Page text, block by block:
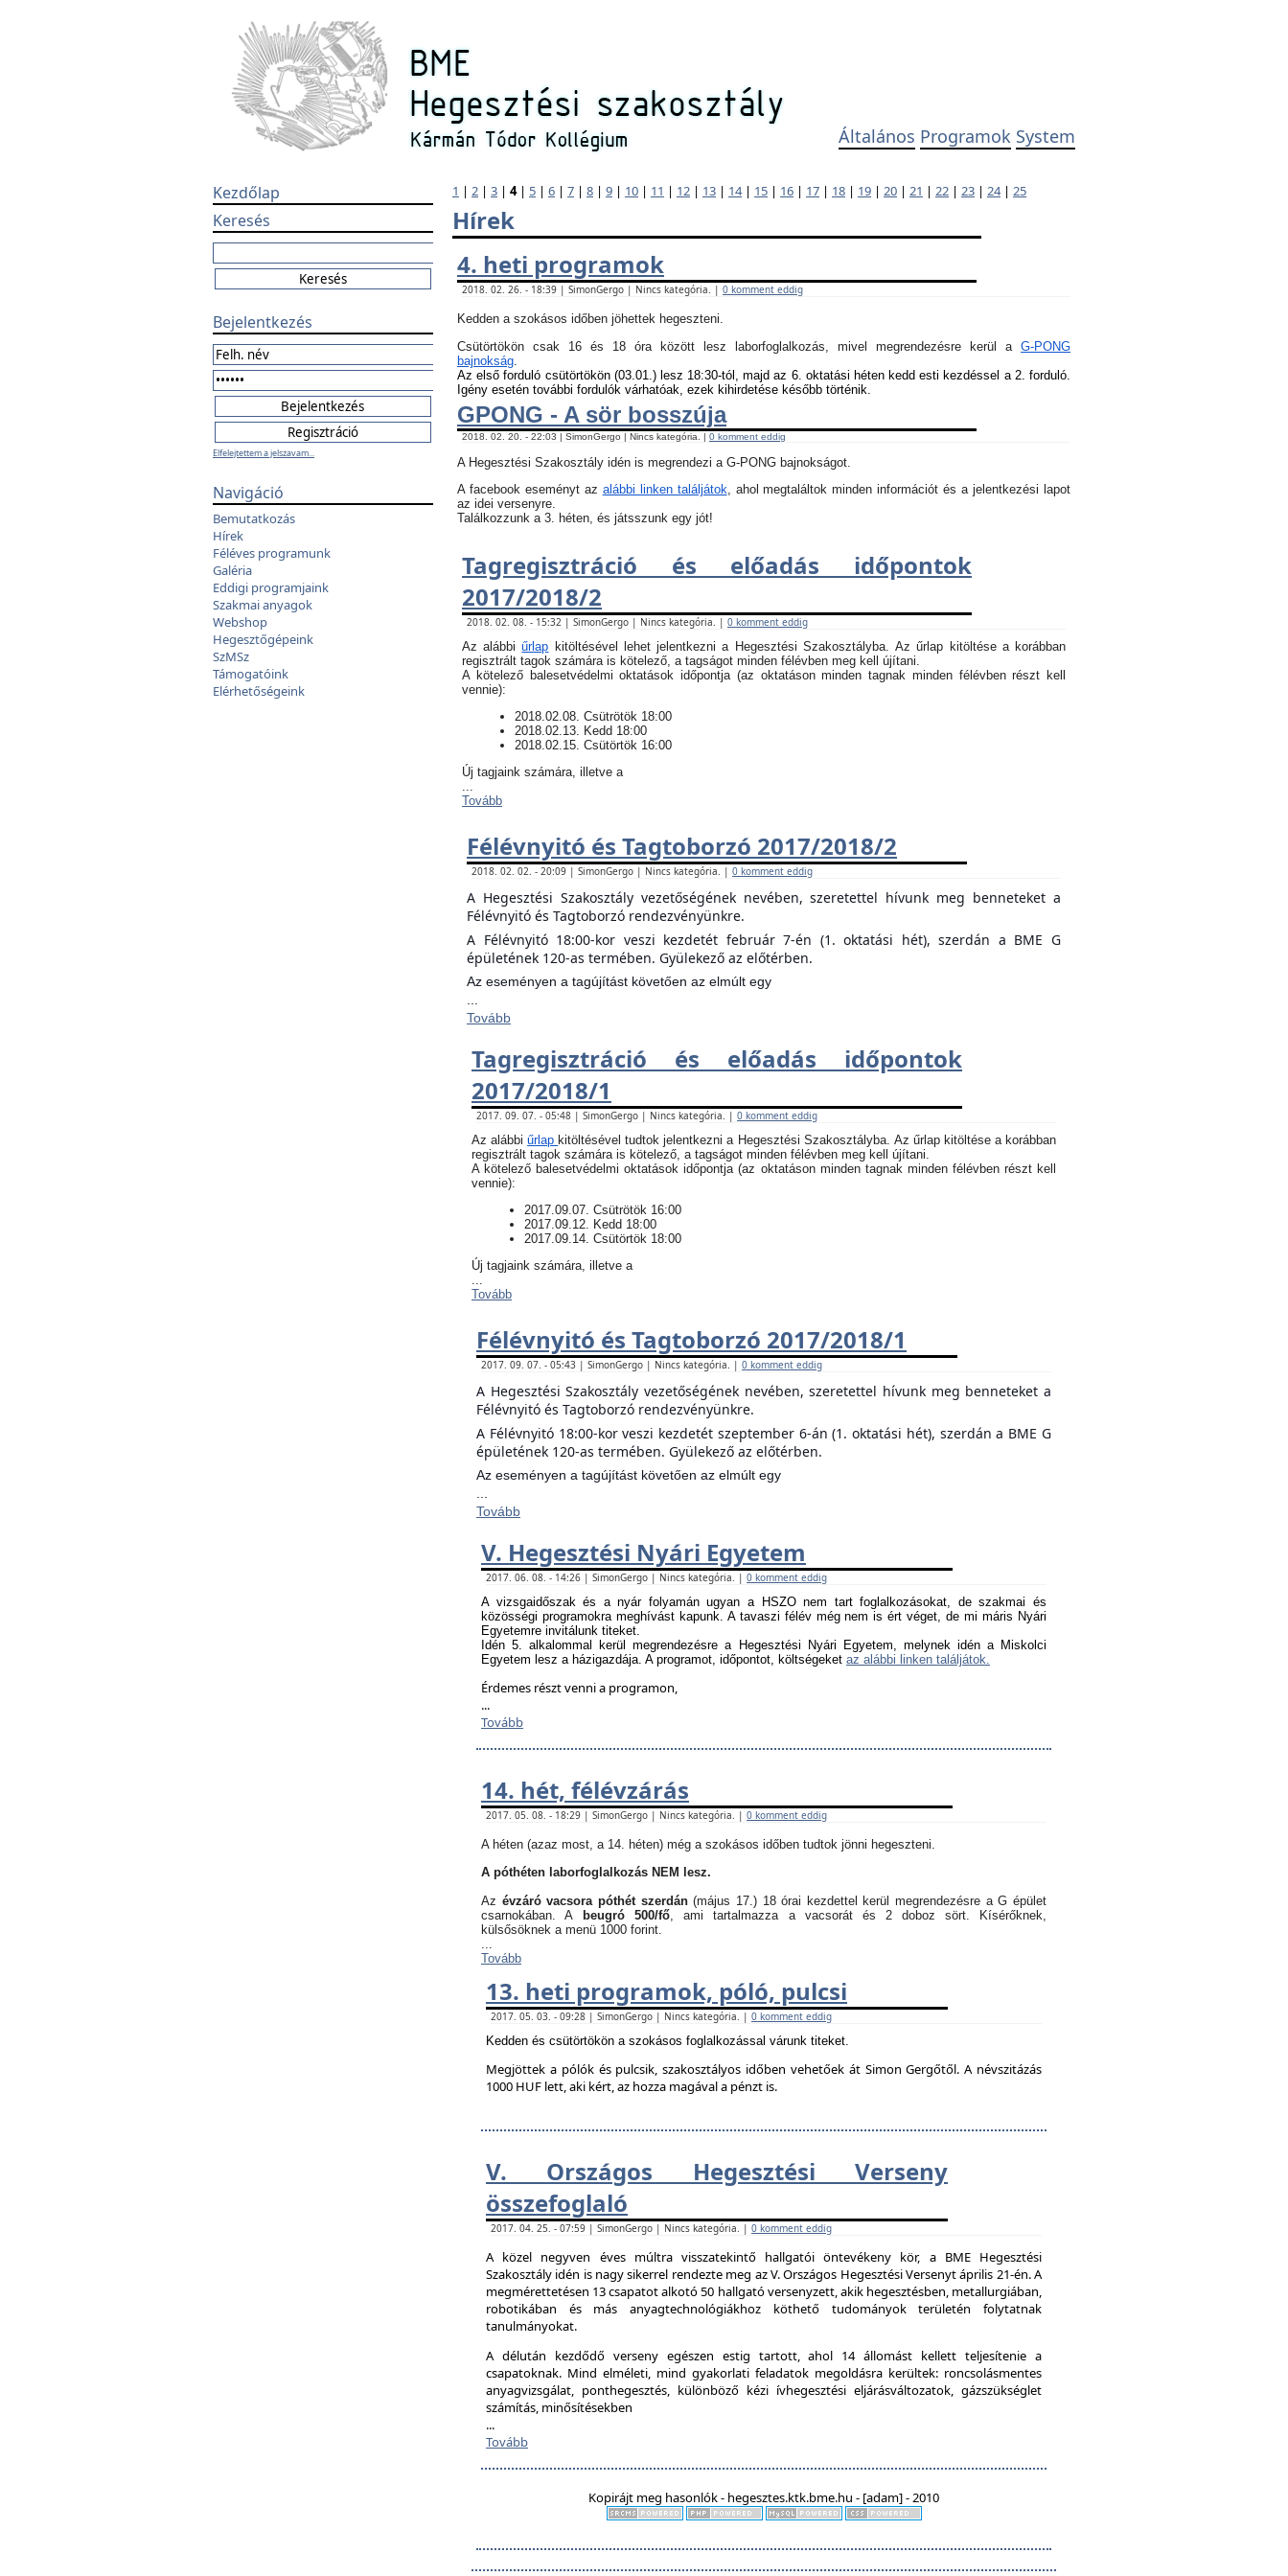
Általános Programok System
Kezdőlap
Keresés
Bejelentkezés
Elfelejtettem a jelszavam...
Navigáció
Bemutatkozás
Hírek
Féléves programunk
Galéria
Eddigi programjaink
Szakmai anyagok
Webshop
Hegesztőgépeink
SzMSz
Támogatóink
Elérhetőségeink
1 | 2 | 3 | 4| 5 | 6 | 7 | 8 | 9 | 10 | 11 | 12 | 13 | 14| 15 | 16 | 17 | 18 | 19 | 20 | 21 | 22 | 23 | 24| 25
Hírek
4. heti programok
2018. 02. 26. - 18:39 | SimonGergo | Nincs kategória. | 0 komment eddig
Kedden a szokásos időben jöhettek hegeszteni.
Csütörtökön csak 16 és 18 óra között lesz laborfoglalkozás, mivel megrendezésre kerül a G-PONG
bajnokság.
Az első forduló csütörtökön (03.01.) lesz 18:30-tól, majd az 6. oktatási héten kedd esti kezdéssel a 2. forduló.
Igény esetén további fordulók várhatóak, ezek kihirdetése később történik.
GPONG - A sör bosszúja
2018. 02. 20. - 22:03 | SimonGergo | Nincs kategória. | 0 komment eddig
A Hegesztési Szakosztály idén is megrendezi a G-PONG bajnokságot.
A facebook eseményt az alábbi linken találjátok , ahol megtaláltok minden információt és a jelentkezési lapot
az idei versenyre.
Találkozzunk a 3. héten, és játsszunk egy jót!
Tagregisztráció és előadás időpontok
2017/2018/2
2018. 02. 08. - 15:32 | SimonGergo | Nincs kategória. | 0 komment eddig
Az alábbiűrlap kitöltésével lehet jelentkezni a Hegesztési Szakosztályba. Az űrlap kitöltése a korábban
regisztrált tagok számára is kötelező, a tagságot minden félévben meg kell újítani.
​A kötelező balesetvédelmi oktatások időpontja (az oktatáson minden tagnak minden félévben részt kell
vennie):
​2018.02.08. Csütrötök 18:00
2018.02.13. Kedd 18:00
2018.02.15. Csütörtök 16:00
Új tagjaink számára, illetve a
Tovább
Félévnyitó és Tagtoborzó 2017/2018/2
2018. 02. 02. - 20:09 | SimonGergo | Nincs kategória. | 0 komment eddig
A Hegesztési Szakosztály vezetőségének nevében, szeretettel hívunk meg benneteket a
Félévnyitó és Tagtoborzó rendezvényünkre.
A Félévnyitó 18:00-kor veszi kezdetét február 7-én (1. oktatási hét), szerdán a BME G
épületének 120-as termében. Gyülekező az előtérben.
Az eseményen a tagújítást követően az elmúlt egy
Tovább
Tagregisztráció és előadás időpontok
2017/2018/1
2017. 09. 07. - 05:48 | SimonGergo | Nincs kategória. | 0 komment eddig
Az alábbiűrlapkitöltésével tudtok jelentkezni a Hegesztési Szakosztályba. Az űrlap kitöltése a korábban
regisztrált tagok számára is kötelező, a tagságot minden félévben meg kell újítani.
​A kötelező balesetvédelmi oktatások időpontja (az oktatáson minden tagnak minden félévben részt kell
vennie):
​2017.09.07. Csütrötök 16:00
2017.09.12. Kedd 18:00
2017.09.14. Csütörtök 18:00
Új tagjaink számára, illetve a
Tovább
Félévnyitó és Tagtoborzó 2017/2018/1
2017. 09. 07. - 05:43 | SimonGergo | Nincs kategória. | 0 komment eddig
A Hegesztési Szakosztály vezetőségének nevében, szeretettel hívunk meg benneteket a
Félévnyitó és Tagtoborzó rendezvényünkre.
A Félévnyitó 18:00-kor veszi kezdetét szeptember 6-án (1. oktatási hét), szerdán a BME G
épületének 120-as termében. Gyülekező az előtérben.
Az eseményen a tagújítást követően az elmúlt egy
Tovább
V. Hegesztési Nyári Egyetem
2017. 06. 08. - 14:26 | SimonGergo | Nincs kategória. | 0 komment eddig
A vizsgaidőszak és a nyár folyamán ugyan a HSZO nem tart foglalkozásokat, de szakmai és
közösségi programokra meghívást kapunk. A tavaszi félév még nem is ért véget, de mi máris Nyári
Egyetemre invitálunk titeket.
Idén 5. alkalommal kerül megrendezésre a Hegesztési Nyári Egyetem, melynek idén a Miskolci
Egyetem lesz a házigazdája. A programot, időpontot, költségeket az alábbi linken találjátok.
Érdemes részt venni a programon,
...
Tovább
14. hét, félévzárás
2017. 05. 08. - 18:29 | SimonGergo | Nincs kategória. | 0 komment eddig
A héten (azaz most, a 14. héten) még a szokásos időben tudtok jönni hegeszteni.
A póthéten laborfoglalkozás NEM lesz.
Az évzáró vacsora póthét szerdán(május 17.) 18 órai kezdettel kerül megrendezésre a G épület
csarnokában. A beugró 500/fő , ami tartalmazza a vacsorát és 2 doboz sört. Kísérőknek,
külsősöknek a menü 1000 forint.
Tovább
13. heti programok, póló, pulcsi
2017. 05. 03. - 09:28 | SimonGergo | Nincs kategória. | 0 komment eddig
Kedden és csütörtökön a szokásos foglalkozással várunk titeket.
Megjöttek a pólók és pulcsik, szakosztályos időben vehetőek át Simon Gergőtől. A névszitázás
1000 HUF lett, aki kért, az hozza magával a pénzt is.
V. Országos Hegesztési Verseny
összefoglaló
2017. 04. 25. - 07:59 | SimonGergo | Nincs kategória. | 0 komment eddig
A közel negyven éves múltra visszatekintő hallgatói öntevékeny kör, a BME Hegesztési
Szakosztály idén is nagy sikerrel rendezte meg az V. Országos Hegesztési Versenyt április 21-én. A
megmérettetésen 13 csapatot alkotó 50 hallgató versenyzett, akik hegesztésben, metallurgiában,
robotikában és más anyagtechnológiákhoz köthető tudományok területén folytatnak
tanulmányokat.
A délután kezdődő verseny egészen estig tartott, ahol 14 állomást kellett teljesítenie a
csapatoknak. Mind elméleti, mind gyakorlati feladatok megoldásra kerültek: roncsolásmentes
anyagvizsgálat, ponthegesztés, különböző kézi ívhegesztési eljárásváltozatok, gázszükséglet
számítás, minősítésekben
...
Tovább
Kopirájt meg hasonlók - hegesztes.ktk.bme.hu - [adam] - 2010